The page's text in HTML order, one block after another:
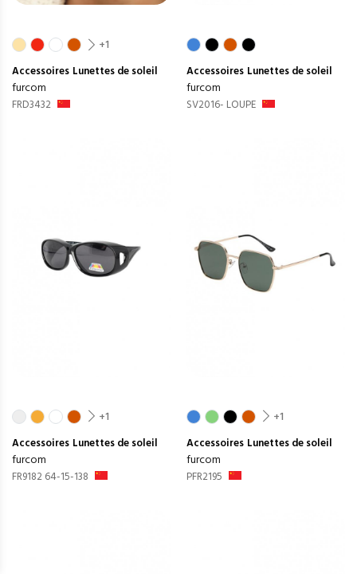
+1
Accessoires Lunettes de soleil
furcom
FRD3432
Accessoires Lunettes de soleil
furcom
SV2016- LOUPE
+1
Accessoires Lunettes de soleil
furcom
FR9182 64-15-138
+1
Accessoires Lunettes de soleil
furcom
PFR2195